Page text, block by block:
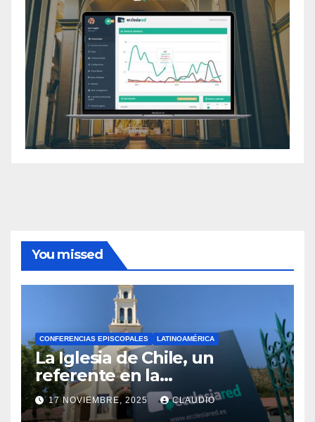
You missed
CONFERENCIAS EPISCOPALES LATINOAMÉRICA
La Iglesia de Chile, un
referente en la
transformación digital
gracias a Ecclesiared
17 NOVIEMBRE, 2025 CLAUDIO